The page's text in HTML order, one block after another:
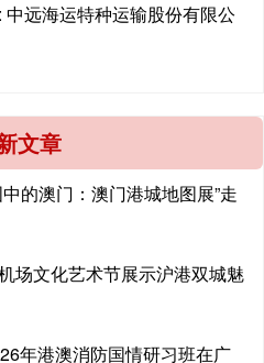
远海运特种运输股份有限公
文章
的澳门：澳门港城地图展”走
场文化艺术节展示沪港双城魅
年港澳消防国情研习班在广